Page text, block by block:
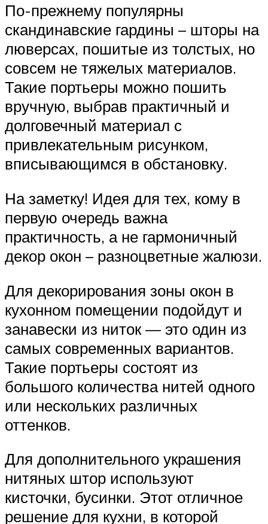
По-прежнему популярны
скандинавские гардины – шторы на
люверсах, пошитые из толстых, но
совсем не тяжелых материалов.
Такие портьеры можно пошить
вручную, выбрав практичный и
долговечный материал с
привлекательным рисунком,
вписывающимся в обстановку.
На заметку! Идея для тех, кому в
первую очередь важна
практичность, а не гармоничный
декор окон – разноцветные жалюзи.
Для декорирования зоны окон в
кухонном помещении подойдут и
занавески из ниток — это один из
самых современных вариантов.
Такие портьеры состоят из
большого количества нитей одного
или нескольких различных
оттенков.
Для дополнительного украшения
нитяных штор используют
кисточки, бусинки. Этот отличное
решение для кухни, в которой